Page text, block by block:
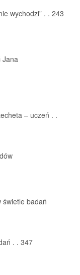
wychodzi” . . 243
Jana
– uczeń . .
świetle badań
. . 347